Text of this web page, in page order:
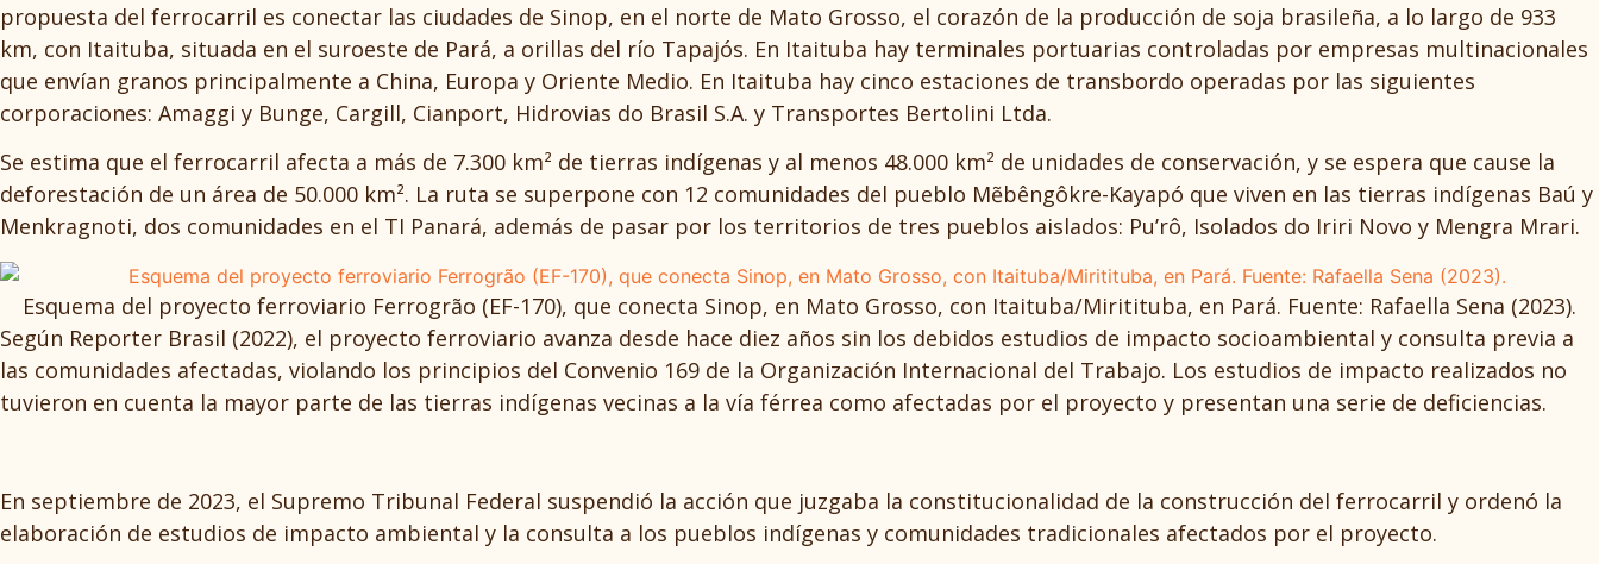
propuesta del ferrocarril es conectar las ciudades de Sinop, en el norte de Mato Grosso, el corazón de la producción de soja brasileña, a lo largo de 933
km, con Itaituba, situada en el suroeste de Pará, a orillas del río Tapajós. En Itaituba hay terminales portuarias controladas por empresas multinacionales
que envían granos principalmente a China, Europa y Oriente Medio. En Itaituba hay cinco estaciones de transbordo operadas por las siguientes
corporaciones: Amaggi y Bunge, Cargill, Cianport, Hidrovias do Brasil S.A. y Transportes Bertolini Ltda.
Se estima que el ferrocarril afecta a más de 7.300 km² de tierras indígenas y al menos 48.000 km² de unidades de conservación, y se espera que cause la
deforestación de un área de 50.000 km². La ruta se superpone con 12 comunidades del pueblo Mẽbêngôkre-Kayapó que viven en las tierras indígenas Baú y
Menkragnoti, dos comunidades en el TI Panará, además de pasar por los territorios de tres pueblos aislados: Pu’rô, Isolados do Iriri Novo y Mengra Mrari.
Esquema del proyecto ferroviario Ferrogrão (EF-170), que conecta Sinop, en Mato Grosso, con Itaituba/Miritituba, en Pará. Fuente: Rafaella Sena (2023).
Según Reporter Brasil (2022), el proyecto ferroviario avanza desde hace diez años sin los debidos estudios de impacto socioambiental y consulta previa a
las comunidades afectadas, violando los principios del Convenio 169 de la Organización Internacional del Trabajo. Los estudios de impacto realizados no
tuvieron en cuenta la mayor parte de las tierras indígenas vecinas a la vía férrea como afectadas por el proyecto y presentan una serie de deficiencias.
En septiembre de 2023, el Supremo Tribunal Federal suspendió la acción que juzgaba la constitucionalidad de la construcción del ferrocarril y ordenó la
elaboración de estudios de impacto ambiental y la consulta a los pueblos indígenas y comunidades tradicionales afectados por el proyecto.